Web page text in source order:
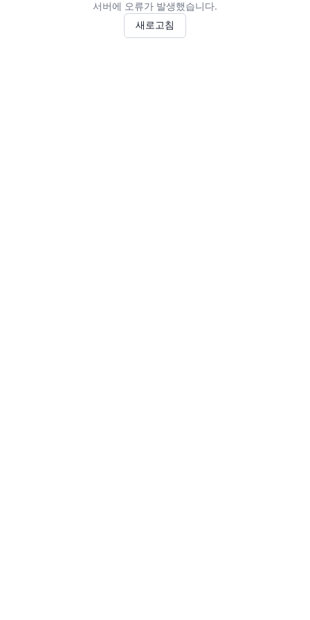
서버에 오류가 발생했습니다.
새로고침